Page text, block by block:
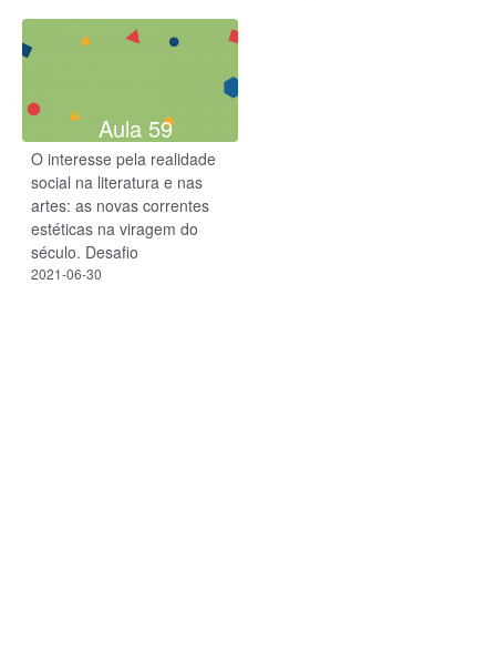
Aula 59
O interesse pela realidade
social na literatura e nas
artes: as novas correntes
estéticas na viragem do
século. Desafio
2021-06-30